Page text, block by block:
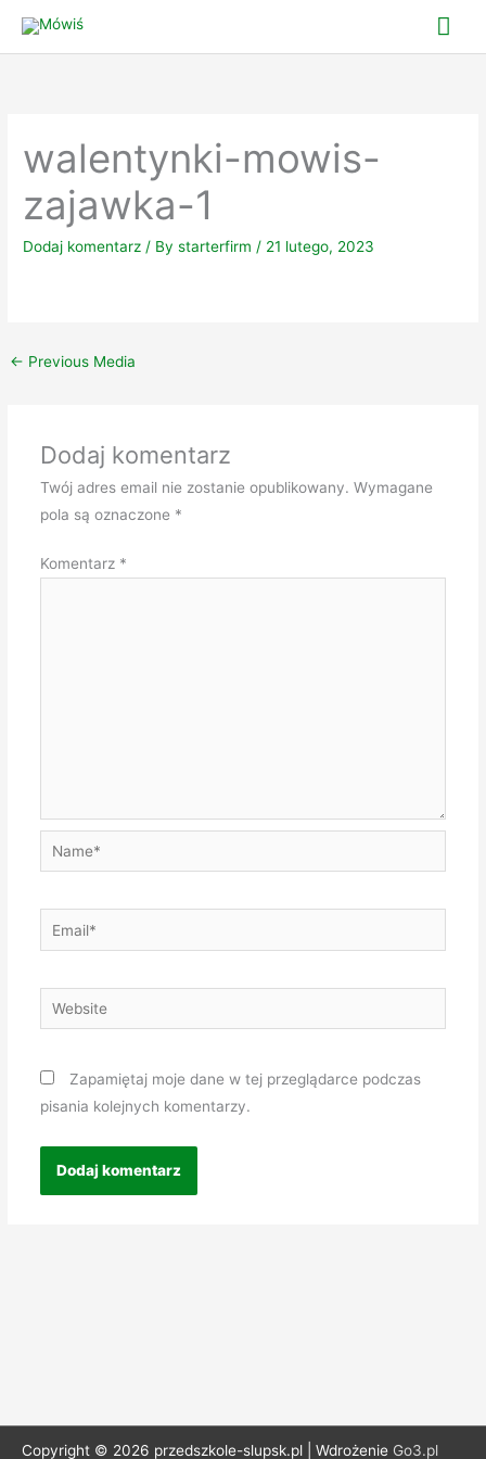
walentynki-mowis-
zajawka-1
Dodaj komentarz / Bystarterfirm/ 21 lutego, 2023
← Previous Media
Dodaj komentarz
Twój adres email nie zostanie opublikowany. Wymagane
pola są oznaczone *
Komentarz *
Name*
Email*
Website
Zapamiętaj moje dane w tej przeglądarce podczas
pisania kolejnych komentarzy.
Copyright © 2026 przedszkole-slupsk.pl | Wdrożenie Go3.pl